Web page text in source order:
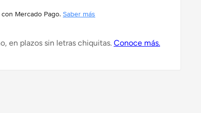
con Mercado Pago. Saber más